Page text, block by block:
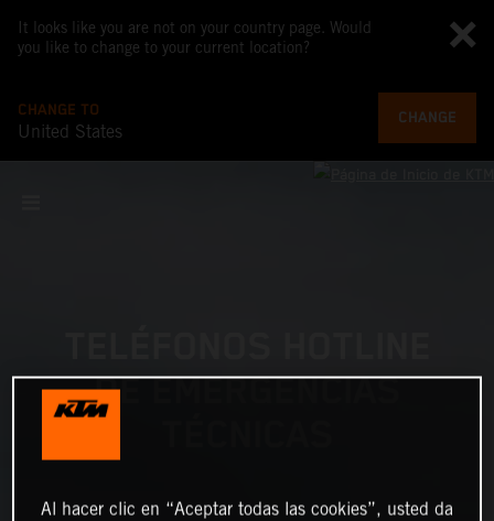
It looks like you are not on your country page. Would
you like to change to your current location?
CHANGE TO
United States
CHANGE
DE EMERGENCIAS
Al hacer clic en “Aceptar todas las cookies”, usted da